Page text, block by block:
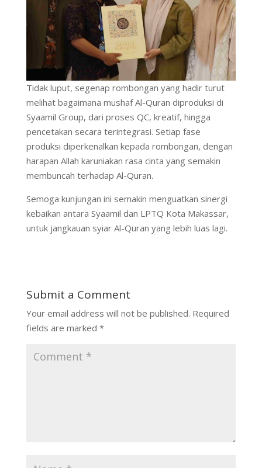
Tidak luput, segenap rombongan yang hadir turut
melihat bagaimana mushaf Al-Quran diproduksi di
Syaamil Group, dari proses QC, kreatif, hingga
pencetakan secara terintegrasi. Setiap fase
produksi diperkenalkan kepada rombongan, dengan
harapan Allah karuniakan rasa cinta yang semakin
membuncah terhadap Al-Quran.
Semoga kunjungan ini semakin menguatkan sinergi
kebaikan antara Syaamil dan LPTQ Kota Makassar,
untuk jangkauan syiar Al-Quran yang lebih luas lagi.
Submit a Comment
Your email address will not be published. Required
fields are marked *